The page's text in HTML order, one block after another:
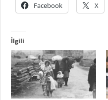
Facebook X
İlgili